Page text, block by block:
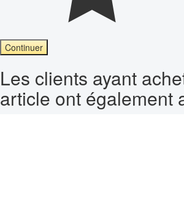
Continuer
Les clients ayant
article ont également